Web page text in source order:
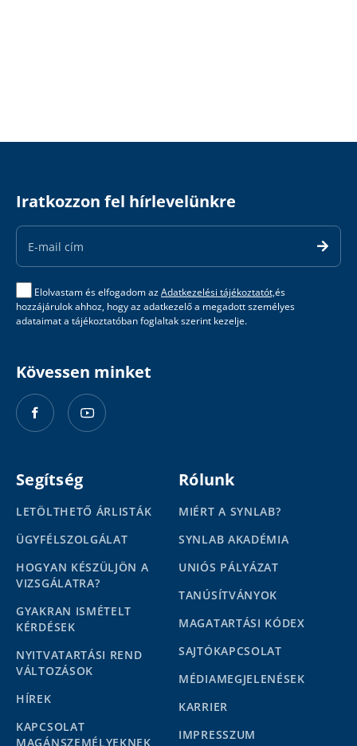
Iratkozzon fel hírlevelünkre
Email
Address
Elolvastam és elfogadom azAdatkezelési tájékoztatót,és
hozzájárulok ahhoz, hogy az adatkezelő a megadott személyes
adataimat a tájékoztatóban foglaltak szerint kezelje.
Kövessen minket
Segítség
LETÖLTHETŐ ÁRLISTÁK
ÜGYFÉLSZOLGÁLAT
HOGYAN KÉSZÜLJÖN A
VIZSGÁLATRA?
GYAKRAN ISMÉTELT
KÉRDÉSEK
NYITVATARTÁSI REND
VÁLTOZÁSOK
HÍREK
KAPCSOLAT
MAGÁNSZEMÉLYEKNEK
Rólunk
MIÉRT A SYNLAB?
SYNLAB AKADÉMIA
UNIÓS PÁLYÁZAT
TANÚSÍTVÁNYOK
MAGATARTÁSI KÓDEX
SAJTÓKAPCSOLAT
MÉDIAMEGJELENÉSEK
KARRIER
IMPRESSZUM